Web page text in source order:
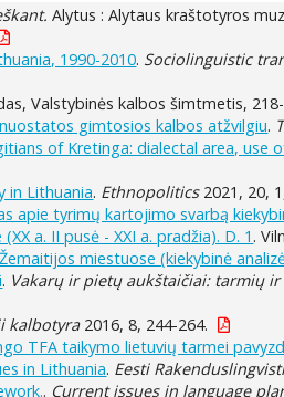
Alytus : Alytaus kraštotyros
1990-2010. Sociolinguistic
Valstybinės kalbos šimtmetis,
gimtosios kalbos atžvilgiu.
of Kretinga: dialectal area, use
in Lithuania. Ethnopolitics2021, 20,
apie tyrimų kartojimo svarbą
a. II pusė - XXI a. pradžia). D. 1 .
miestuose (kiekybinė
. Vakarų ir pietų aukštaičiai: tarmių
kalbotyra2016, 8, 244-264.
TFA taikymo lietuvių tarmei
in Lithuania. Eesti
. Current issues in language